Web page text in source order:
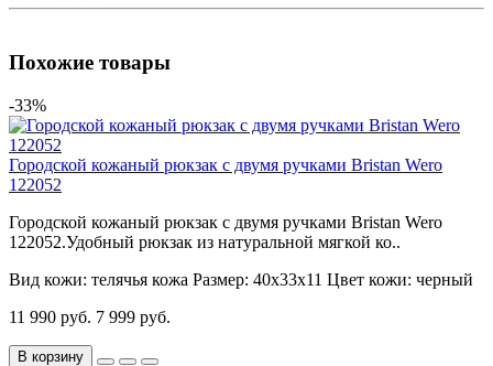
Похожие товары
-33%
Городской кожаный рюкзак с двумя ручками Bristan Wero
122052
Городской кожаный рюкзак с двумя ручками Bristan Wero
122052.Удобный рюкзак из натуральной мягкой ко..
Вид кожи: телячья кожа Размер: 40х33х11 Цвет кожи: черный
11 990 руб. 7 999 руб.
В корзину